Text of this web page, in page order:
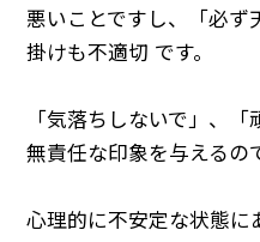
悪いことですし、「必ず
掛けも不適切 です。
「気落ちしないで」、
無責任な印象を与えるの
心理的に不安定な状態に